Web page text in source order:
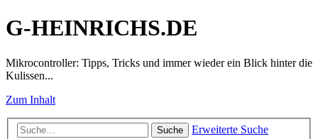
G-HEINRICHS.DE
Mikrocontroller: Tipps, Tricks und immer wieder ein Blick hinter die
Kulissen...
Zum Inhalt
Suche Erweiterte Suche